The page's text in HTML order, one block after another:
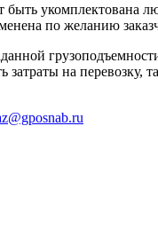
быть
по желанию
затраты на